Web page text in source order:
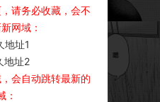
请务必收藏，会不
网域：
地址1
地址2
会自动跳转最新的
：